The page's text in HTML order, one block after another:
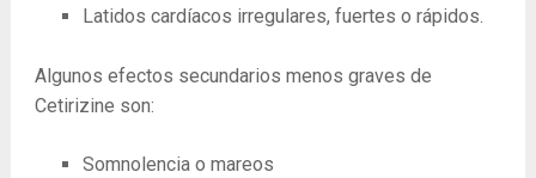
Latidos cardíacos irregulares, fuertes o rápidos.
Algunos efectos secundarios menos graves de
Cetirizine son:
Somnolencia o mareos